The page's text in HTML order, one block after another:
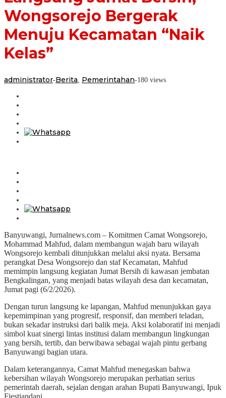
Wongsorejo Bergerak
Menuju Kecamatan “Naik
Kelas”
administrator-Berita Pemerintahan-180 views
Banyuwangi, Jurnalnews.com – Komitmen Camat Wongsorejo,
Mohammad Mahfud, dalam membangun wajah baru wilayah
Wongsorejo kembali ditunjukkan melalui aksi nyata. Bersama
perangkat Desa Wongsorejo dan staf Kecamatan, Mahfud
memimpin langsung kegiatan Jumat Bersih di kawasan jembatan
Bengkalingan, yang menjadi batas wilayah desa dan kecamatan,
Jumat pagi (6/2/2026).
Dengan turun langsung ke lapangan, Mahfud menunjukkan gaya
kepemimpinan yang progresif, responsif, dan memberi teladan,
bukan sekadar instruksi dari balik meja. Aksi kolaboratif ini menjadi
simbol kuat sinergi lintas institusi dalam membangun lingkungan
yang bersih, tertib, dan berwibawa sebagai wajah pintu gerbang
Banyuwangi bagian utara.
Dalam keterangannya, Camat Mahfud menegaskan bahwa
kebersihan wilayah Wongsorejo merupakan perhatian serius
pemerintah daerah, sejalan dengan arahan Bupati Banyuwangi, Ipuk
Fiestiandani.